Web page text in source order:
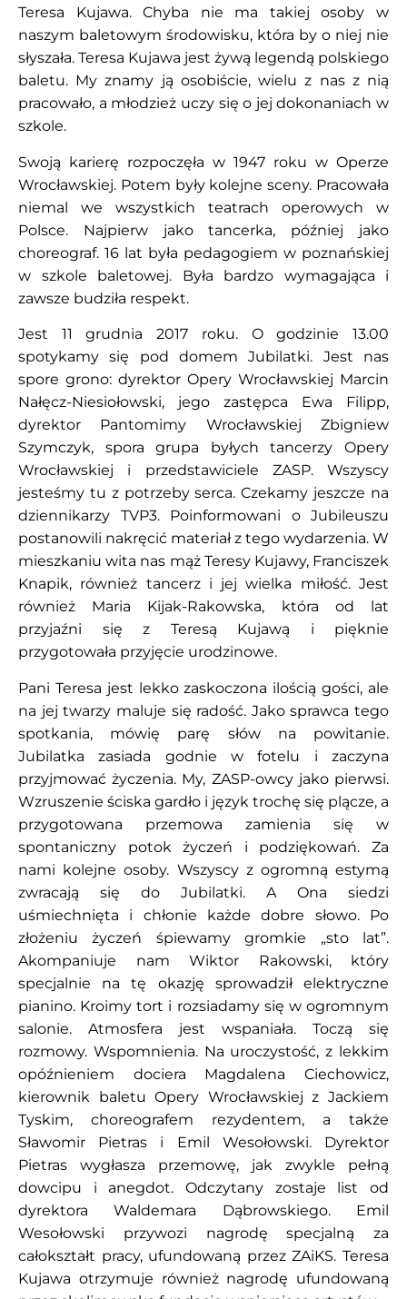
Teresa Kujawa. Chyba nie ma takiej osoby w
naszym baletowym środowisku, która by o niej nie
słyszała. Teresa Kujawa jest żywą legendą polskiego
baletu. My znamy ją osobiście, wielu z nas z nią
pracowało, a młodzież uczy się o jej dokonaniach w
szkole.
Swoją karierę rozpoczęła w 1947 roku w Operze
Wrocławskiej. Potem były kolejne sceny. Pracowała
niemal we wszystkich teatrach operowych w
Polsce. Najpierw jako tancerka, później jako
choreograf. 16 lat była pedagogiem w poznańskiej
w szkole baletowej. Była bardzo wymagająca i
zawsze budziła respekt.
Jest 11 grudnia 2017 roku. O godzinie 13.00
spotykamy się pod domem Jubilatki. Jest nas
spore grono: dyrektor Opery Wrocławskiej Marcin
Nałęcz-Niesiołowski, jego zastępca Ewa Filipp,
dyrektor Pantomimy Wrocławskiej Zbigniew
Szymczyk, spora grupa byłych tancerzy Opery
Wrocławskiej i przedstawiciele ZASP. Wszyscy
jesteśmy tu z potrzeby serca. Czekamy jeszcze na
dziennikarzy TVP3. Poinformowani o Jubileuszu
postanowili nakręcić materiał z tego wydarzenia. W
mieszkaniu wita nas mąż Teresy Kujawy, Franciszek
Knapik, również tancerz i jej wielka miłość. Jest
również Maria Kijak-Rakowska, która od lat
przyjaźni się z Teresą Kujawą i pięknie
przygotowała przyjęcie urodzinowe.
Pani Teresa jest lekko zaskoczona ilością gości, ale
na jej twarzy maluje się radość. Jako sprawca tego
spotkania, mówię parę słów na powitanie.
Jubilatka zasiada godnie w fotelu i zaczyna
przyjmować życzenia. My, ZASP-owcy jako pierwsi.
Wzruszenie ściska gardło i język trochę się plącze, a
przygotowana przemowa zamienia się w
spontaniczny potok życzeń i podziękowań. Za
nami kolejne osoby. Wszyscy z ogromną estymą
zwracają się do Jubilatki. A Ona siedzi
uśmiechnięta i chłonie każde dobre słowo. Po
złożeniu życzeń śpiewamy gromkie „sto lat”.
Akompaniuje nam Wiktor Rakowski, który
specjalnie na tę okazję sprowadził elektryczne
pianino. Kroimy tort i rozsiadamy się w ogromnym
salonie. Atmosfera jest wspaniała. Toczą się
rozmowy. Wspomnienia. Na uroczystość, z lekkim
opóźnieniem dociera Magdalena Ciechowicz,
kierownik baletu Opery Wrocławskiej z Jackiem
Tyskim, choreografem rezydentem, a także
Sławomir Pietras i Emil Wesołowski. Dyrektor
Pietras wygłasza przemowę, jak zwykle pełną
dowcipu i anegdot. Odczytany zostaje list od
dyrektora Waldemara Dąbrowskiego. Emil
Wesołowski przywozi nagrodę specjalną za
całokształt pracy, ufundowaną przez ZAiKS. Teresa
Kujawa otrzymuje również nagrodę ufundowaną